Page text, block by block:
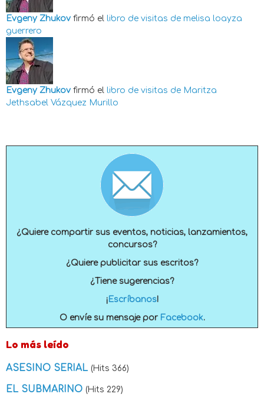
Evgeny Zhukov firmó el libro de visitas de melisa loayza
guerrero
Evgeny Zhukov firmó el libro de visitas de Maritza
Jethsabel Vázquez Murillo
¿Quiere compartir sus eventos, noticias, lanzamientos,
concursos?
¿Quiere publicitar sus escritos?
¿Tiene sugerencias?
¡ Escríbanos!
O envíe su mensaje por Facebook.
Lo más leído
ASESINO SERIAL (Hits 366)
EL SUBMARINO (Hits 229)